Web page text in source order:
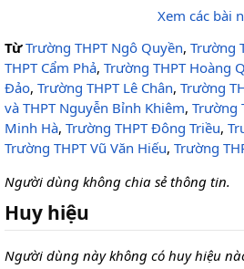
Xem các bài
Từ Trường THPT Ngô Quyền, Trường
THPT Cẩm Phả, Trường THPT Hoàng
Đảo, Trường THPT Lê Chân, Trường
và THPT Nguyễn Bỉnh Khiêm, Trường
Minh Hà, Trường THPT Đông Triều,
Trường THPT Vũ Văn Hiếu, Trường
Người dùng không chia sẻ thông tin.
Huy hiệu
Người dùng này không có huy hiệu